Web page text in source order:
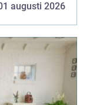
augusti 2026